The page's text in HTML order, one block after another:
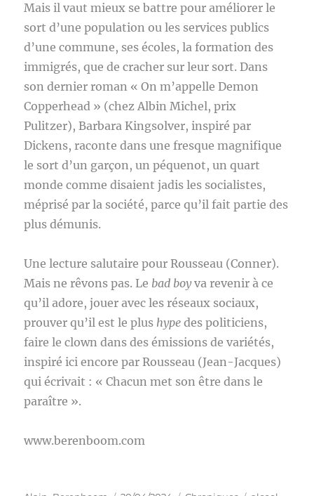
Mais il vaut mieux se battre pour améliorer le
sort d’une population ou les services publics
d’une commune, ses écoles, la formation des
immigrés, que de cracher sur leur sort. Dans
son dernier roman « On m’appelle Demon
Copperhead » (chez Albin Michel, prix
Pulitzer), Barbara Kingsolver, inspiré par
Dickens, raconte dans une fresque magnifique
le sort d’un garçon, un péquenot, un quart
monde comme disaient jadis les socialistes,
méprisé par la société, parce qu’il fait partie des
plus démunis.
Une lecture salutaire pour Rousseau (Conner).
Mais ne rêvons pas. Le bad boyva revenir à ce
qu’il adore, jouer avec les réseaux sociaux,
prouver qu’il est le plus hype des politiciens,
faire le clown dans des émissions de variétés,
inspiré ici encore par Rousseau (Jean-Jacques)
qui écrivait : « Chacun met son être dans le
paraître ».
www.berenboom.com